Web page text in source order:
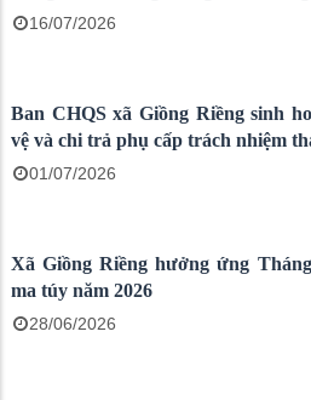
Công an xã Giồng Riềng sơ kết